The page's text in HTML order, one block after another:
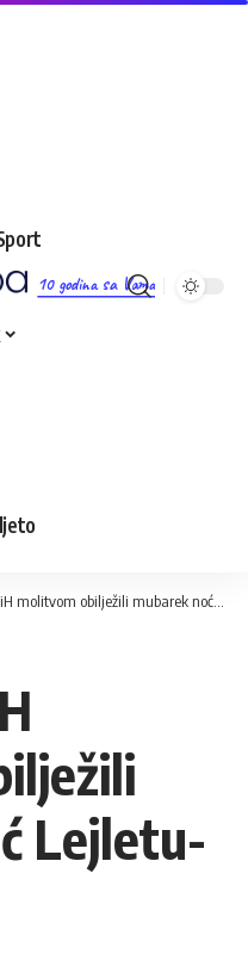
10 godina sa Vama
obilježili mubarek noć Lejletu-r-Regaib
Lejletu-